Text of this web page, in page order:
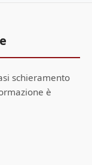
schieramento
è